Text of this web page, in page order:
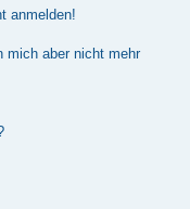
anmelden!
mich aber nicht mehr